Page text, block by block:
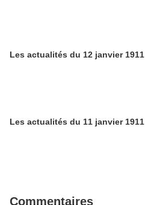
Les actualités du 12 janvier 1911
Les actualités du 11 janvier 1911
Commentaires